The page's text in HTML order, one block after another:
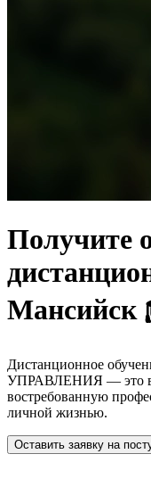
Получите
Мансийск
Дистанционное
УПРАВЛЕНИЯ — это
востребованную
личной жизнью.
Оставить заявку на